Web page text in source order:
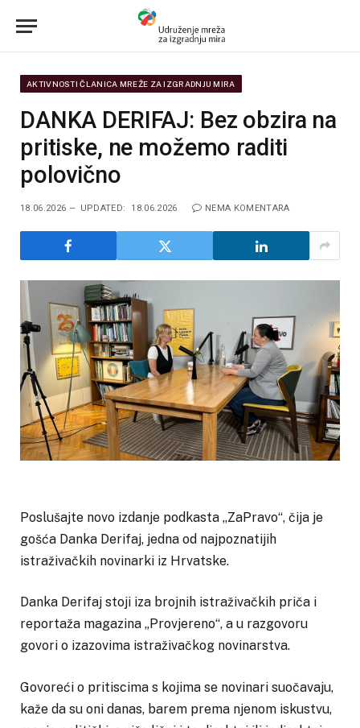
AKTIVNOSTI ČLANICA MREŽE ZA IZGRADNJU MIRA
DANKA DERIFAJ: Bez obzira na
pritiske, ne možemo raditi
polovično
18.06.2026 UPDATED: 18.06.2026 NEMA KOMENTARA
Poslušajte novo izdanje podkasta „ZaPravo“, čija je
gošća Danka Derifaj, jedna od najpoznatijih
istraživačkih novinarki iz Hrvatske.
Danka Derifaj stoji iza brojnih istraživačkih priča i
reportaža magazina „Provjereno“, a u razgovoru
govori o izazovima istraživačkog novinarstva.
Govoreći o pritiscima s kojima se novinari suočavaju,
kaže da su oni danas, barem prema njenom iskustvu,